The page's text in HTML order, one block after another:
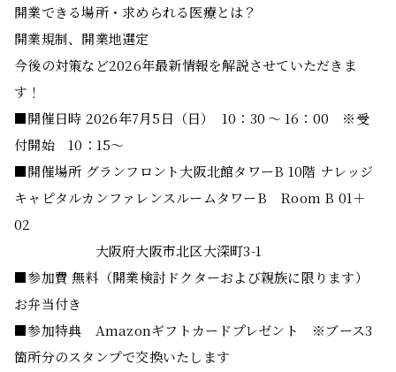
開業できる場所・求められる医療とは？
開業規制、開業地選定
今後の対策など2026年最新情報を解説させていただきま
す！
■開催日時 2026年7月5日（日） 10：30 ～ 16：00 ※受
付開始 10：15～
■開催場所 グランフロント大阪北館タワーB 10階 ナレッジ
キャピタルカンファレンスルームタワーB Room B 01＋
02
大阪府大阪市北区大深町3-1
■参加費 無料（開業検討ドクターおよび親族に限ります）
お弁当付き
■参加特典 Amazonギフトカードプレゼント ※ブース3
箇所分のスタンプで交換いたします